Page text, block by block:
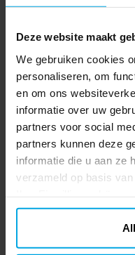
Deze website maakt
We gebruiken cookies
personaliseren, om
en om ons
informatie over uw
partners voor social
partners kunnen deze
informatie die u aan ze
verzameld op basis
Stretchy Paard
Prijs: € 0,49
€ 0,49